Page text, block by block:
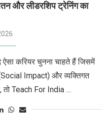
और लीडरशिप ट्रेनिंग का
करियर चुनना चाहते हैं जिसमें
(Social Impact) और व्यक्तिगत
तो Teach For India …